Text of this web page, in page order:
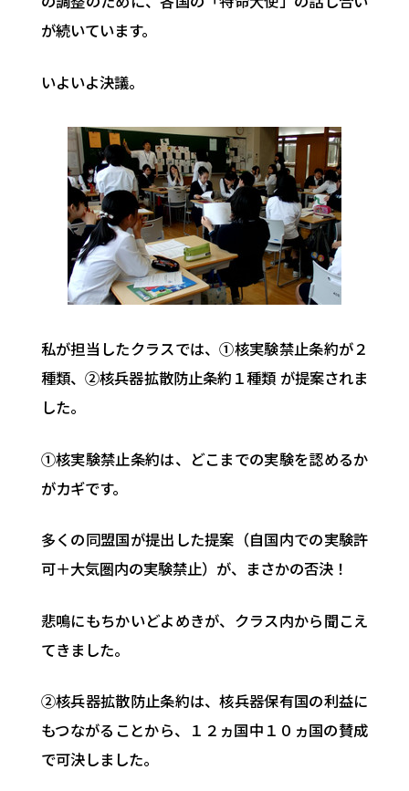
が続いています。
いよいよ決議。
私が担当したクラスでは、①核実験禁止条約が２
種類、②核兵器拡散防止条約１種類 が提案されま
した。
①核実験禁止条約は、どこまでの実験を認めるか
がカギです。
多くの同盟国が提出した提案（自国内での実験許
可＋大気圏内の実験禁止）が、まさかの否決！
悲鳴にもちかいどよめきが、クラス内から聞こえ
てきました。
②核兵器拡散防止条約は、核兵器保有国の利益に
もつながることから、１２ヵ国中１０ヵ国の賛成
で可決しました。